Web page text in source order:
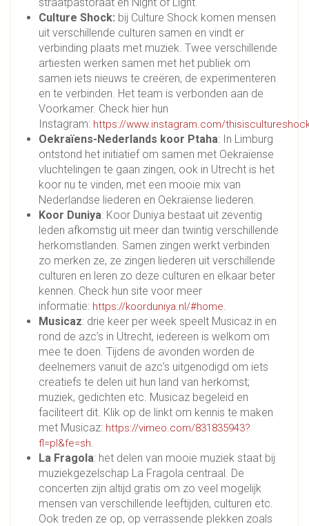
Culture Shock: bij Culture Shock komen mensen
uit verschillende culturen samen en vindt er
verbinding plaats met muziek. Twee verschillende
artiesten werken samen met het publiek om
samen iets nieuws te creëren, de experimenteren
en te verbinden. Het team is verbonden aan de
Voorkamer. Check hier hun
Instagram: https://www.instagram.com/
Oekraïens-Nederlands koor Ptaha: In Limburg
ontstond het initiatief om samen met Oekraïense
vluchtelingen te gaan zingen, ook in Utrecht is het
koor nu te vinden, met een mooie mix van
Nederlandse liederen en Oekraïense liederen.
Koor Duniya: Koor Duniya bestaat uit zeventig
leden afkomstig uit meer dan twintig verschillende
herkomstlanden. Samen zingen werkt verbinden
zo merken ze, ze zingen liederen uit verschillende
culturen en leren zo deze culturen en elkaar beter
kennen. Check hun site voor meer
informatie: https://koorduniya.nl/#home.
Musicaz: drie keer per week speelt Musicaz in en
rond de azc’s in Utrecht, iedereen is welkom om
mee te doen. Tijdens de avonden worden de
deelnemers vanuit de azc’s uitgenodigd om iets
creatiefs te delen uit hun land van herkomst;
muziek, gedichten etc. Musicaz begeleid en
faciliteert dit. Klik op de linkt om kennis te maken
met Musicaz: https://vimeo.com/831835943?
fl=pl&fe=sh.
La Fragola: het delen van mooie muziek staat bij
muziekgezelschap La Fragola centraal. De
concerten zijn altijd gratis om zo veel mogelijk
mensen van verschillende leeftijden, culturen etc.
Ook treden ze op, op verrassende plekken zoals